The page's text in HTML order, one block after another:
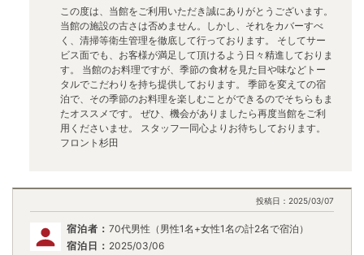
この度は、当館をご利用いただき誠にありがとうございます。
当館の施設の古さは否めません。しかし、それをカバーすべ
く、清掃等衛生管理を徹底して行っております。 そしてサー
ビス面でも、お客様が満足して頂けるよう日々精進しておりま
す。 当館のお料理ですが、季節の食材を見た目や味などトー
タルでこだわりを持ち提供しております。 季節を変えての宿
泊で、その季節のお料理を楽しむことができるのでそちらもま
たオススメです。 ぜひ、機会がありましたら再度当館をご利
用くださいませ。 スタッフ一同心よりお待ちしております。
フロント杉田
投稿日： 2025/03/07
宿泊者： 70代男性（男性1名+女性1名の計2名で宿泊）
宿泊日： 2025/03/06